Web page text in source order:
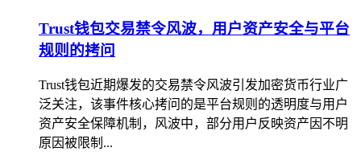
Trust钱包交易禁令风波，用户资产安全与平台
规则的拷问
Trust钱包近期爆发的交易禁令风波引发加密货币行业广
泛关注，该事件核心拷问的是平台规则的透明度与用户
资产安全保障机制，风波中，部分用户反映资产因不明
原因被限制...